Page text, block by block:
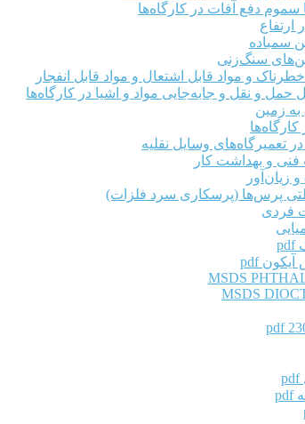
سموم دفع آفات در کارگاه‌ها
ارتفاع
سمباده
سنگ‌زنی
و مواد قابل اشتعال و مواد قابل انفجار
حمل و نقل و جابه‌جایی مواد و اشیا در کارگاه‌ها
به زمین
کارگاه‌ها
تعمیرگاه‌های وسایل نقلیه
فنی و بهداشت کار
زیان‌آور
پرس‌ها (پرسکاری سرد فلزات)
فردی
MSDS
MSDS